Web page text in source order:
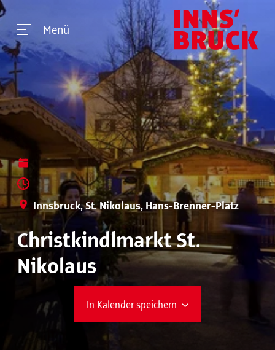
Menü
Innsbruck, St. Nikolaus, Hans-Brenner-Platz
Christkindlmarkt St.
Nikolaus
In Kalender speichern